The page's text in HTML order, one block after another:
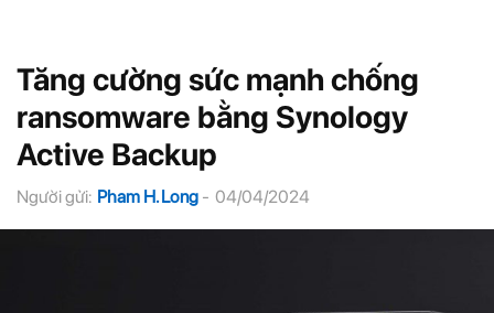
Tăng cường sức mạnh chống
ransomware bằng Synology
Active Backup
Người gửi: Pham H. Long - 04/04/2024